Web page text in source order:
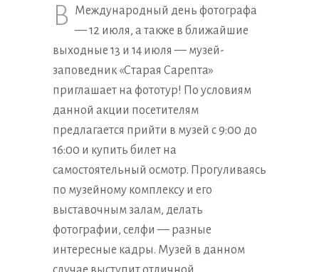
В
Международный день фотографа
— 12 июля, а также в ближайшие
выходные 13 и 14 июля — музей-
заповедник «Старая Сарепта»
приглашает на фототур! По условиям
данной акции посетителям
предлагается прийти в музей с 9:00 до
16:00 и купить билет на
самостоятельный осмотр. Прогуливаясь
по музейному комплексу и его
выставочным залам, делать
фотографии, селфи — разные
интересные кадры. Музей в данном